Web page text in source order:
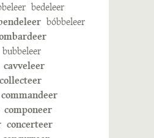
bedeleer
bóbbeleer
bubbeleer
cavveleer
collecteer
commandeer
componeer
concerteer